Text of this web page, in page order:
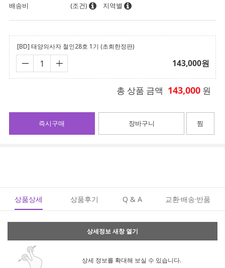
배송비
(조건) 지역별
[BD] 태양의사자 철인28호 1기 (초회한정판)
143,000원
총 상품 금액 143,000 원
장바구니
즉시구매 찜
상품상세 상품후기 Q & A 교환·배송·반품
상세정보 새창 열기
상세 정보를 확대해 보실 수 있습니다.